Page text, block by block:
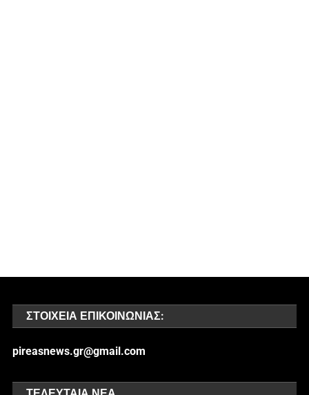
ΣΤΟΙΧΕΊΑ ΕΠΙΚΟΙΝΩΝΊΑΣ:
pireasnews.gr@gmail.com